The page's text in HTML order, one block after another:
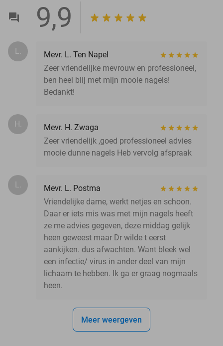
9,9
L.
Mevr. L. Ten Napel
Zeer vriendelijke mevrouw en professioneel,
ben heel blij met mijn mooie nagels!
Bedankt!
H.
Mevr. H. Zwaga
Zeer vriendelijk ,goed professioneel advies
mooie dunne nagels Heb vervolg afspraak
L.
Mevr. L. Postma
Vriendelijke dame, werkt netjes en schoon.
Daar er iets mis was met mijn nagels heeft
ze me advies gegeven, deze middag gelijk
heen geweest maar Dr wilde t eerst
aankijken. dus afwachten. Want bleek wel
een infectie/ virus in ander deel van mijn
lichaam te hebben. Ik ga er graag nogmaals
heen.
Meer weergeven